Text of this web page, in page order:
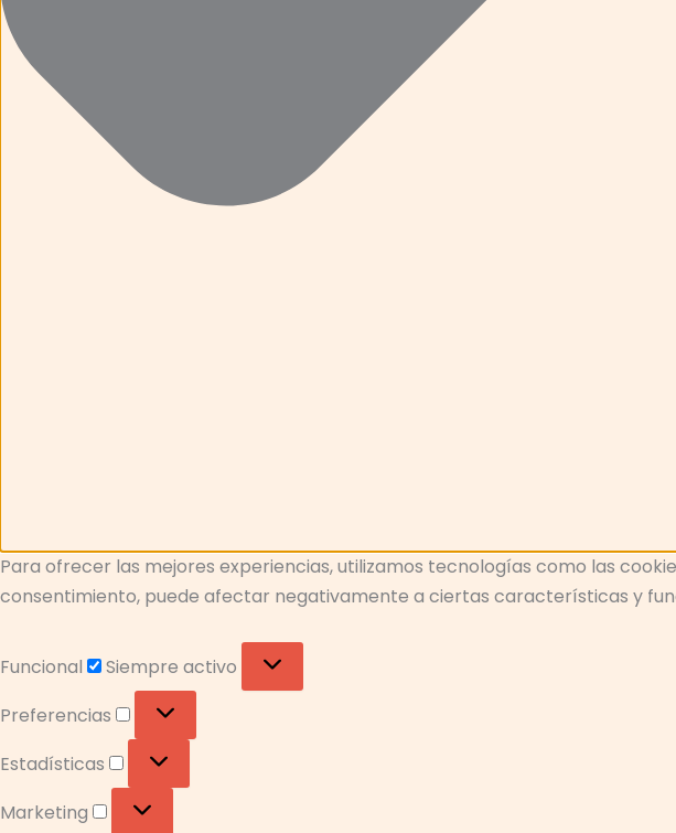
Para ofrecer las mejores experiencias, utilizamos tecnologías como las
consentimiento, puede afectar negativamente a ciertas características y
Funcional
Siempre activo
Preferencias
Estadísticas
Marketing